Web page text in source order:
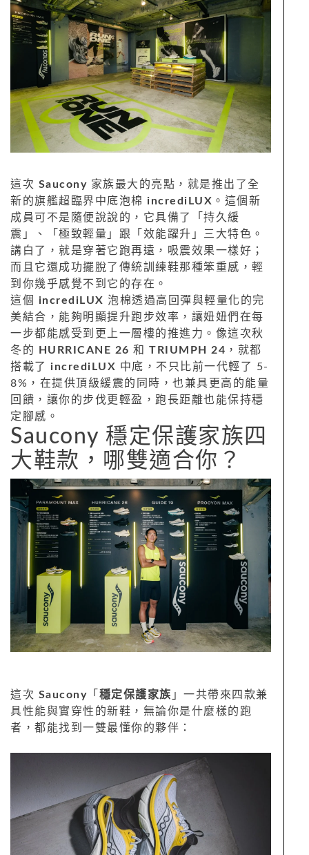
這次 Saucony 家族最大的亮點，就是推出了全
新的旗艦超臨界中底泡棉 incrediLUX 。這個新
成員可不是隨便說說的，它具備了「持久緩
震」、「極致輕量」跟「效能躍升」三大特色。
講白了，就是穿著它跑再遠，吸震效果一樣好；
而且它還成功擺脫了傳統訓練鞋那種笨重感，輕
到你幾乎感覺不到它的存在。
這個 incrediLUX 泡棉透過高回彈與輕量化的完
美結合，能夠明顯提升跑步效率，讓妞妞們在每
一步都能感受到更上一層樓的推進力。像這次秋
冬的
HURRICANE 26 和 TRIUMPH 24 ，就都
搭載了 incrediLUX 中底，不只比前一代輕了 5-
8%，在提供頂級緩震的同時，也兼具更高的能量
回饋，讓你的步伐更輕盈，跑長距離也能保持穩
定腳感。
Saucony 穩定保護家族四
大鞋款，哪雙適合你？
這次 Saucony 「 穩定保護家族 」一共帶來四款兼
具性能與實穿性的新鞋，無論你是什麼樣的跑
者，都能找到一雙最懂你的夥伴：